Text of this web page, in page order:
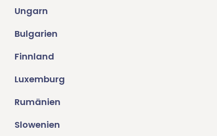
Ungarn
Bulgarien
Finnland
Luxemburg
Rumänien
Slowenien